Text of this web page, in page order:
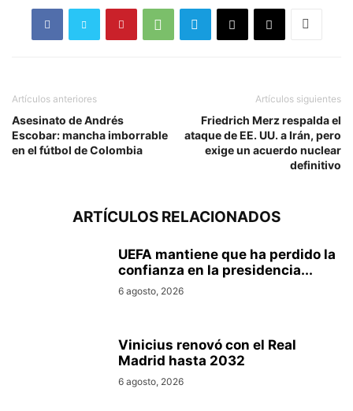
Artículos anteriores
Asesinato de Andrés
Escobar: mancha imborrable
en el fútbol de Colombia
Artículos siguientes
Friedrich Merz respalda el
ataque de EE. UU. a Irán, pero
exige un acuerdo nuclear
definitivo
ARTÍCULOS RELACIONADOS
UEFA mantiene que ha perdido la
confianza en la presidencia...
6 agosto, 2026
Vinicius renovó con el Real
Madrid hasta 2032
6 agosto, 2026